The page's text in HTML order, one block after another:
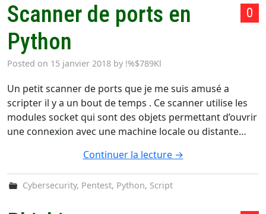
0
Scanner de ports en
Python
Posted on 15 janvier 2018 by !%$789Kl
Un petit scanner de ports que je me suis amusé a
scripter il y a un bout de temps . Ce scanner utilise les
modules socket qui sont des objets permettant d’ouvrir
une connexion avec une machine locale ou distante…
Continuer la lecture →
Cybersecurity, Pentest, Python, Script